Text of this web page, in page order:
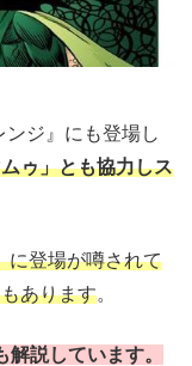
ジ』にも登場し
ゥ」とも協力しス
に登場が噂されて
あります。
説しています。